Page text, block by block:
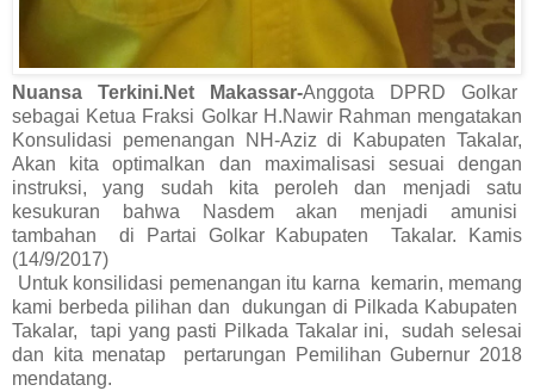
Nuansa Terkini.Net Makassar-Anggota DPRD Golkar
sebagai Ketua Fraksi Golkar H.Nawir Rahman mengatakan
Konsulidasi pemenangan NH-Aziz di Kabupaten Takalar,
Akan kita optimalkan dan maximalisasi sesuai dengan
instruksi, yang sudah kita peroleh dan menjadi satu
kesukuran bahwa Nasdem akan menjadi amunisi
tambahan di Partai Golkar Kabupaten Takalar. Kamis
(14/9/2017)
Untuk konsilidasi pemenangan itu karna kemarin, memang
kami berbeda pilihan dan dukungan di Pilkada Kabupaten
Takalar, tapi yang pasti Pilkada Takalar ini, sudah selesai
dan kita menatap pertarungan Pemilihan Gubernur 2018
mendatang.